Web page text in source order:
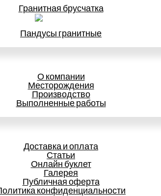
Гранитная брусчатка
Пандусы гранитные
О компании
Месторождения
Производство
Выполненные работы
Доставка и оплата
Статьи
Онлайн буклет
Галерея
Публичная оферта
конфиденциальности